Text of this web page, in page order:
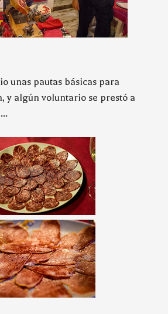
unas pautas básicas para
y algún voluntario se prestó a